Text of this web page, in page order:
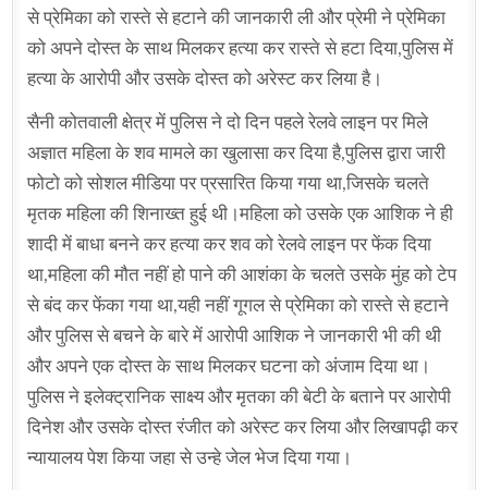
से प्रेमिका को रास्ते से हटाने की जानकारी ली और प्रेमी ने प्रेमिका
को अपने दोस्त के साथ मिलकर हत्या कर रास्ते से हटा दिया,पुलिस में
हत्या के आरोपी और उसके दोस्त को अरेस्ट कर लिया है।
सैनी कोतवाली क्षेत्र में पुलिस ने दो दिन पहले रेलवे लाइन पर मिले
अज्ञात महिला के शव मामले का खुलासा कर दिया है,पुलिस द्वारा जारी
फोटो को सोशल मीडिया पर प्रसारित किया गया था,जिसके चलते
मृतक महिला की शिनाख्त हुई थी।महिला को उसके एक आशिक ने ही
शादी में बाधा बनने कर हत्या कर शव को रेलवे लाइन पर फेंक दिया
था,महिला की मौत नहीं हो पाने की आशंका के चलते उसके मुंह को टेप
से बंद कर फेंका गया था,यही नहीं गूगल से प्रेमिका को रास्ते से हटाने
और पुलिस से बचने के बारे में आरोपी आशिक ने जानकारी भी की थी
और अपने एक दोस्त के साथ मिलकर घटना को अंजाम दिया था।
पुलिस ने इलेक्ट्रानिक साक्ष्य और मृतका की बेटी के बताने पर आरोपी
दिनेश और उसके दोस्त रंजीत को अरेस्ट कर लिया और लिखापढ़ी कर
न्यायालय पेश किया जहा से उन्हे जेल भेज दिया गया।